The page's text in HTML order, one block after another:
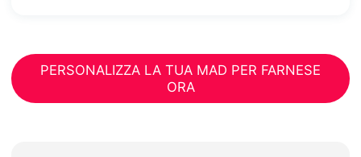
PERSONALIZZA LA TUA MAD PER FARNESE
ORA